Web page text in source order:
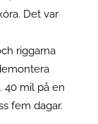
Det var
riggarna
40 mil på en
fem dagar.